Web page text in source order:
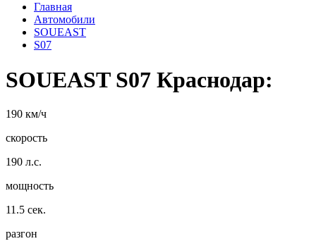
Главная
Автомобили
SOUEAST
S07
SOUEAST S07 Краснодар:
190 км/ч
скорость
190 л.с.
мощность
11.5 сек.
разгон